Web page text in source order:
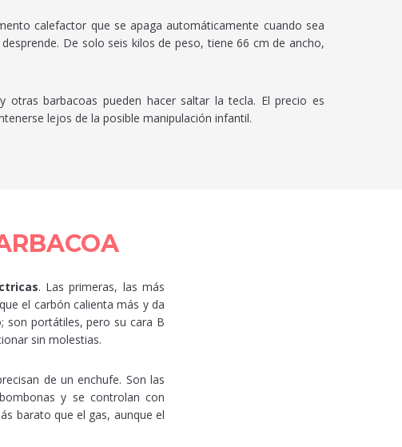
calefactor que se apaga automáticamente cuando sea
De solo seis kilos de peso, tiene 66 cm de ancho,
barbacoas pueden hacer saltar la tecla. El precio es
lejos de la posible manipulación infantil.
. Las primeras, las más
el carbón calienta más y da
son portátiles, pero su cara B
sin molestias.
de un enchufe. Son las
y se controlan con
barato que el gas, aunque el